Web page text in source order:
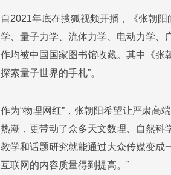
自2021年底在搜狐视频开播，《张朝
学、量子力学、流体力学、电动力学、
作均被中国国家图书馆收藏。其中《张
探索量子世界的手札”。
作为“物理网红”，张朝阳希望让严肃高
热潮，更带动了众多天文数理、自然科
教学和话题研究就能通过大众传媒变成
互联网的内容质量得到提高。”